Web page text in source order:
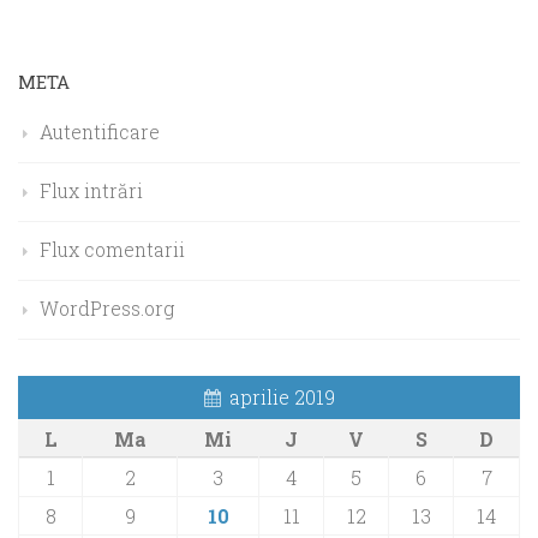
META
Autentificare
Flux intrări
Flux comentarii
WordPress.org
aprilie 2019
L
Ma Mi J V S
D
1
2 3 4 5 6
7
8
9 10 11 12 13 14